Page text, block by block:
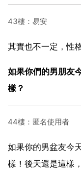
43樓：易安
其實也不一定，性
如果你們的男朋友
樣？
44樓：匿名使用者
如果你的男盆友今
樣！後天還是這樣